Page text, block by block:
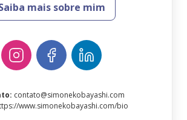
mais sobre mim
: contato@simonekobayashi.com
www.simonekobayashi.com/bio